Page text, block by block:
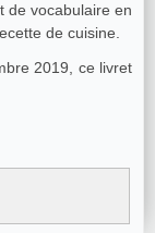
de vocabulaire en
de cuisine.
2019, ce livret